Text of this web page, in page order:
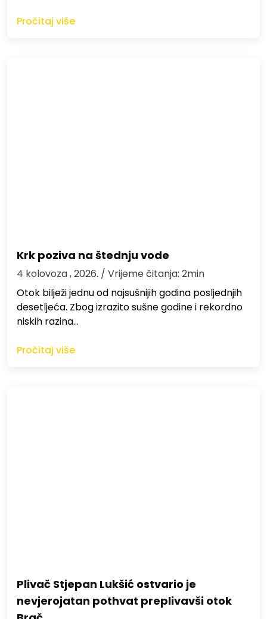
Pročitaj više
Krk poziva na štednju vode
4 kolovoza , 2026. / Vrijeme čitanja: 2min
Otok bilježi jednu od najsušnijih godina posljednjih
desetljeća. Zbog izrazito sušne godine i rekordno
niskih razina…
Pročitaj više
Plivač Stjepan Lukšić ostvario je
nevjerojatan pothvat preplivavši otok